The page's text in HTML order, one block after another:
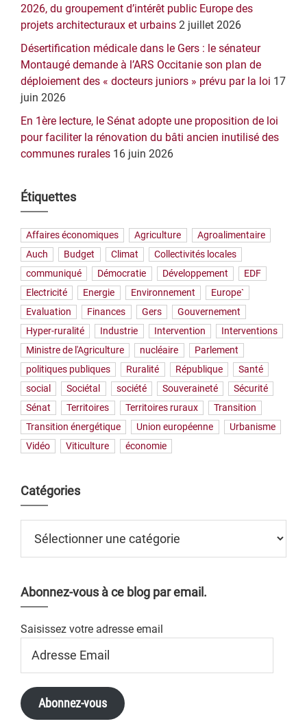
2026, du groupement d’intérêt public Europe des
projets architecturaux et urbains 2 juillet 2026
Désertification médicale dans le Gers : le sénateur
Montaugé demande à l’ARS Occitanie son plan de
déploiement des « docteurs juniors » prévu par la loi 17
juin 2026
En 1ère lecture, le Sénat adopte une proposition de loi
pour faciliter la rénovation du bâti ancien inutilisé des
communes rurales 16 juin 2026
Étiquettes
Affaires économiques Agriculture
Agroalimentaire
Auch
Budget Climat
Collectivités locales
communiqué
Démocratie Développement
EDF
Electricité
Energie Environnement
Europe`
Evaluation
Finances Gers
Gouvernement
Hyper-ruralité
Industrie Intervention
Interventions
Ministre de l'Agriculture
nucléaire
Parlement
politiques publiques
Ruralité République
Santé
social
Sociétal société Souveraineté
Sécurité
Sénat
Territoires Territoires ruraux
Transition
Transition énergétique
Union européenne
Urbanisme
Vidéo
Viticulture économie
Catégories
Abonnez-vous à ce blog par email.
Saisissez votre adresse email
Email
Abonnez-vous